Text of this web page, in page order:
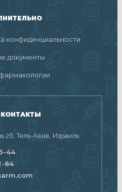
конфиденциальности
документы
26, Тель-Авив, Израиль
44
84